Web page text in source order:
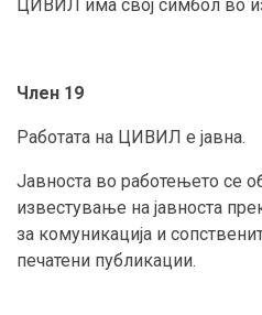
ЦИВИЛ има свој симбол во
Член 19
Работата на ЦИВИЛ е јавна.
Јавноста во работењето се
известување на јавноста
за комуникација и
печатени публикации.